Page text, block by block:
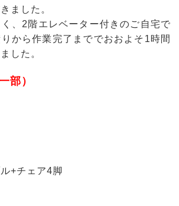
ました。
、2階エレベーター付きのご自宅で
から作業完了まででおおよそ1時間
した。
部）
+チェア4脚